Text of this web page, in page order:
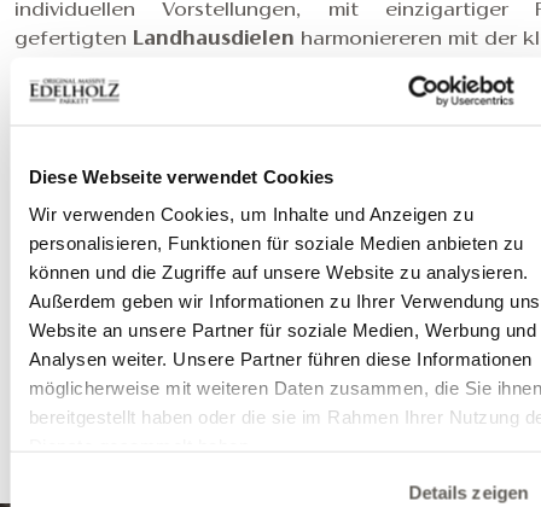
Diese Webseite verwendet Cookies
Wir verwenden Cookies, um Inhalte und Anzeigen zu
personalisieren, Funktionen für soziale Medien anbieten zu
können und die Zugriffe auf unsere Website zu analysieren.
Außerdem geben wir Informationen zu Ihrer Verwendung
Website an unsere Partner für soziale Medien, Werbung und
Analysen weiter. Unsere Partner führen diese Informationen
möglicherweise mit weiteren Daten zusammen, die Sie ihnen
bereitgestellt haben oder die sie im Rahmen Ihrer Nutzung
Details zeigen
individuellen Vorstellungen, mit einzigartiger
gefertigten Landhausdielen harmoniereren mit der
Wandpaneelen aus Holz. Im Wohnzimmer, in der
beruhigende, entspannende Atmosphäre
Wendeltreppe ist ebenfalls aus Holz, da bei
Treppensysteme es leicht ist, die Oberfläche
Parkettboden anzupassen.
Wenn Sie möchtenFußboden, Fischgrät- oder
ParkettoderTreppenach Ihren eigenen
wenden Sie sich bittean unsere Kollegen.
Projekt:Ralph Justus Maus Immobilien
Foto:Axel Steinbach